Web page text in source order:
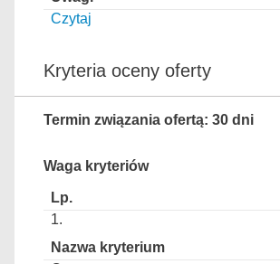
Czytaj
Kryteria oceny oferty
Termin związania ofertą: 30 dni
Waga kryteriów
1.